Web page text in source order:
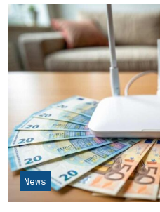
News